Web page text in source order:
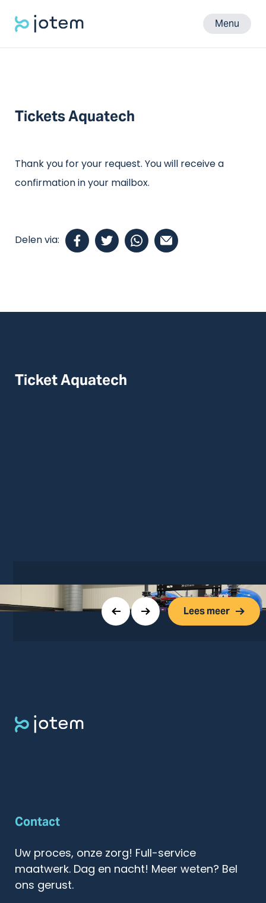
Menu
Tickets Aquatech
Thank you for your request. You will receive a
confirmation in your mailbox.
Delen via:
Ticket Aquatech
Lees meer
Contact
Uw proces, onze zorg! Full-service
maatwerk. Dag en nacht! Meer weten? Bel
ons gerust.